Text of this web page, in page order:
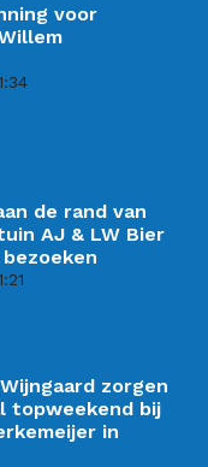
voor
de rand van
AJ & LW Bier
zorgen
topweekend bij
in